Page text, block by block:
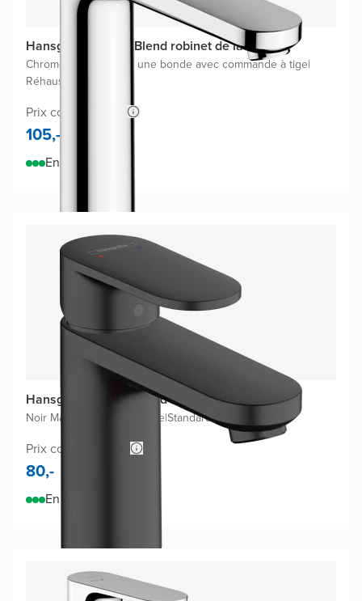
Hansgrohe Vernis Blend robinet de lavabo
Chrome Brillant Inclus une bonde avec commande à tige|
Réhaussé
Prix conseillé 161,-
105,-
En stock
Hansgrohe Vernis Blend 100 robinet de lavabo
Noir Mat Bonde non incluse|Standard
Prix conseillé 159,-
80,-
En stock